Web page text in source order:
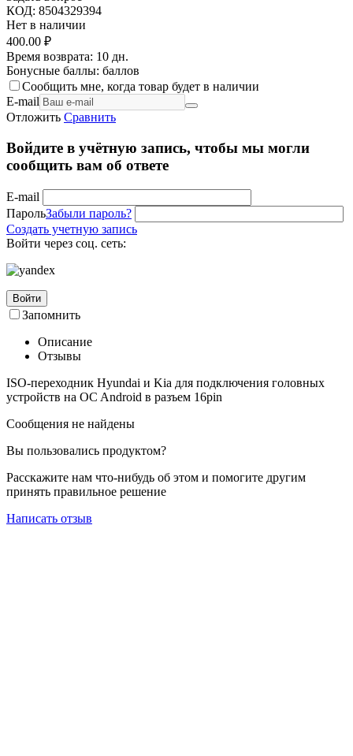
КОД: 8504329394
Нет в наличии
400.00 ₽
Время возврата: 10 дн.
Бонусные баллы: баллов
Сообщить мне, когда товар будет в наличии
E-mail
Отложить Сравнить
Войдите в учётную запись, чтобы мы могли
сообщить вам об ответе
E-mail
ПарольЗабыли пароль?
Создать учетную запись
Войти через соц. сеть:
Войти
Запомнить
Описание
Отзывы
ISO-переходник Hyundai и Kia для подключения головных
устройств на OC Android в разъем 16pin
Сообщения не найдены
Вы пользовались продуктом?
Расскажите нам что-нибудь об этом и помогите другим
принять правильное решение
Написать отзыв